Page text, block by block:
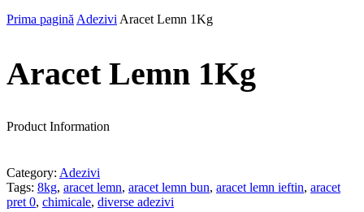
Prima pagină Adezivi Aracet Lemn 1Kg
Aracet Lemn 1Kg
Product Information
Category: Adezivi
Tags: 8kg, aracet lemn, aracet lemn bun, aracet lemn ieftin, aracet
pret 0, chimicale, diverse adezivi